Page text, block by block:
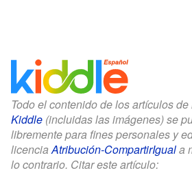
Todo el contenido de los artículos de
Kiddle (incluidas las imágenes) se
libremente para fines personales y
licenciaAtribución-CompartirIguala
lo contrario. Citar este artículo: